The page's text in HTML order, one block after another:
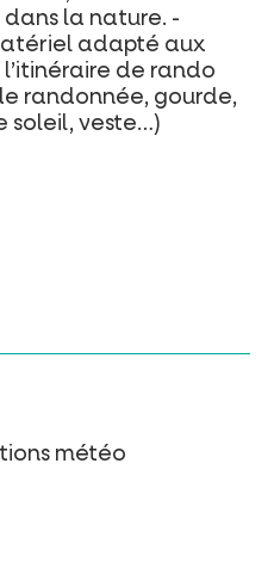
la nature. -
adapté aux
de rando
randonnée, gourde,
soleil, veste…)
météo